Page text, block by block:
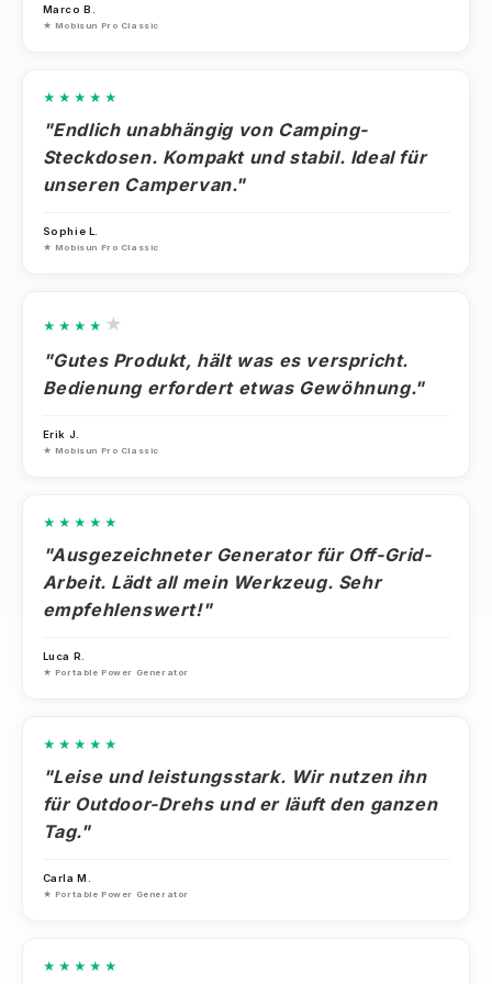
Marco B.
★ Mobisun Pro Classic
★★★★★
"Endlich unabhängig von Camping-
Steckdosen. Kompakt und stabil. Ideal für
unseren Campervan."
Sophie L.
★ Mobisun Pro Classic
★★★★ ★
"Gutes Produkt, hält was es verspricht.
Bedienung erfordert etwas Gewöhnung."
Erik J.
★ Mobisun Pro Classic
★★★★★
"Ausgezeichneter Generator für Off-Grid-
Arbeit. Lädt all mein Werkzeug. Sehr
empfehlenswert!"
Luca R.
★ Portable Power Generator
★★★★★
"Leise und leistungsstark. Wir nutzen ihn
für Outdoor-Drehs und er läuft den ganzen
Tag."
Carla M.
★ Portable Power Generator
★★★★★